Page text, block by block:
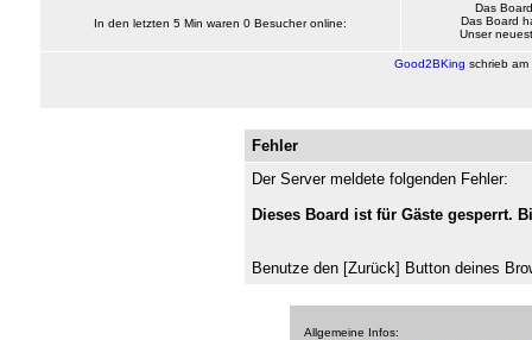
In den letzten 5 Min waren 0 Besucher online:
Das
Das Board
Unser
Good2BKing schrieb am
Fehler
Der Server meldete folgenden Fehler:
Dieses Board ist für Gäste gesperrt.
Benutze den [Zurück] Button deines
Allgemeine Infos: